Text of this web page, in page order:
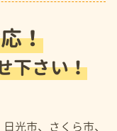
！
下さい！
光市、さくら市、